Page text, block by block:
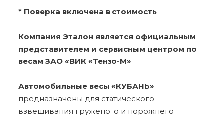
* Поверка включена в стоимость
Компания Эталон является официальным
представителем и сервисным центром по
весам ЗАО «ВИК «Тензо-М»
Автомобильные весы «КУБАНЬ»
предназначены для статического
взвешивания груженого и порожнего